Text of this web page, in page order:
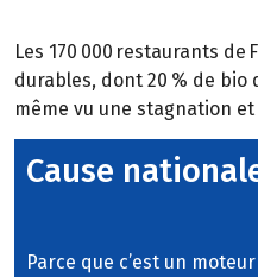
Les 170 000 restaurants
durables, dont 20 % de
même vu une stagnation
Cause
Parce que c’est un